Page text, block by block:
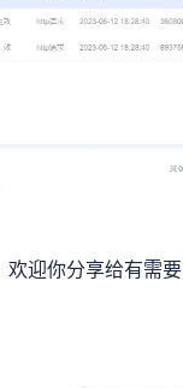
迎你分享给有需要